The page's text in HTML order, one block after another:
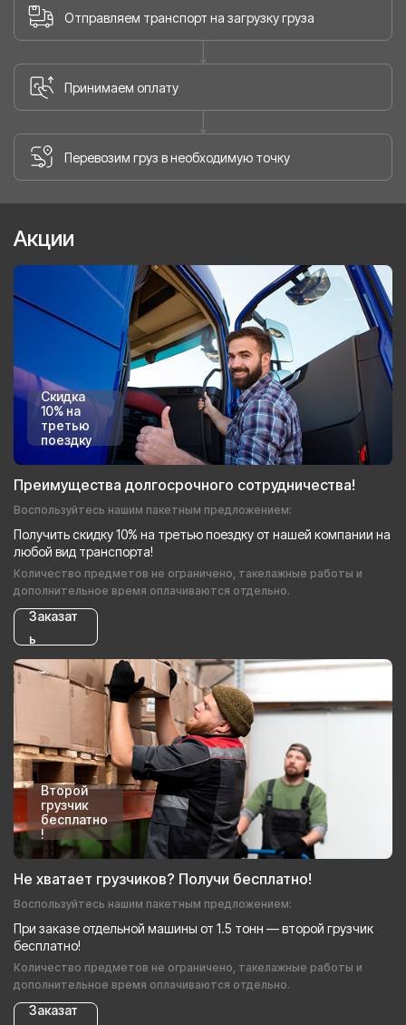
Отправляем транспорт на загрузку груза
Принимаем оплату
Перевозим груз в необходимую точку
Акции
Скидка
10% на
третью
поездку
Преимущества долгосрочного сотрудничества!
Воспользуйтесь нашим пакетным предложением:
Получить скидку 10% на третью поездку от нашей компании на
любой вид транспорта!
Количество предметов не ограничено, такелажные работы и
дополнительное время оплачиваются отдельно.
Заказат
ь
Второй
грузчик
бесплатно
!
Не хватает грузчиков? Получи бесплатно!
Воспользуйтесь нашим пакетным предложением:
При заказе отдельной машины от 1.5 тонн — второй грузчик
бесплатно!
Количество предметов не ограничено, такелажные работы и
дополнительное время оплачиваются отдельно.
Заказат